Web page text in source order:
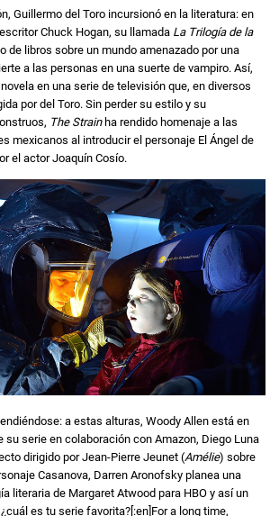
Guillermo del Toro incursionó en la literatura: en
Chuck Hogan, su llamada La Trilogía de la
de libros sobre un mundo amenazado por una
a las personas en una suerte de vampiro. Así,
en una serie de televisión que, en diversos
por del Toro. Sin perder su estilo y su
The Strainha rendido homenaje a las
mexicanos al introducir el personaje El Ángel de
el actor Joaquín Cosío.
a estas alturas, Woody Allen está en
su serie en colaboración con Amazon, Diego Luna
dirigido por Jean-Pierre Jeunet (Amélie) sobre
Casanova, Darren Aronofsky planea una
literaria de Margaret Atwood para HBO y así un
es tu serie favorita?[:en]For a long time,